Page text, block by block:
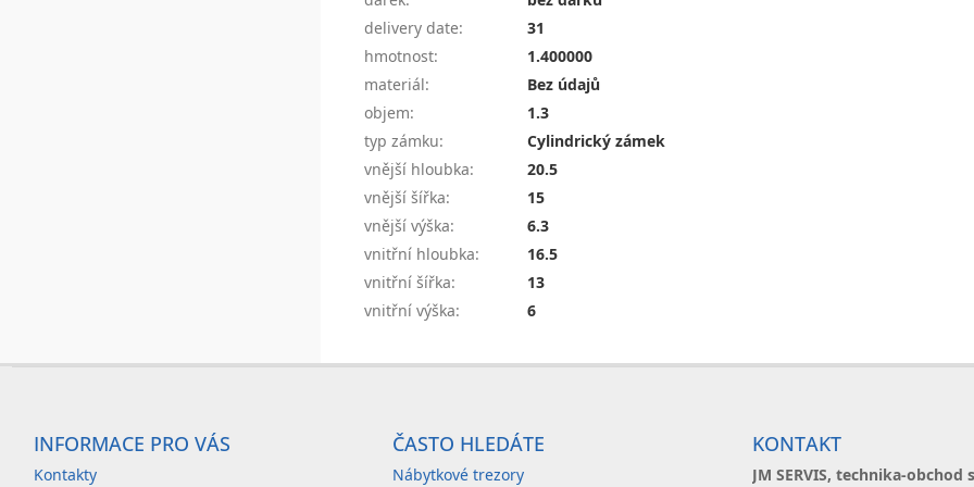
delivery date:
31
hmotnost:
1.400000
materiál:
Bez údajů
objem:
1.3
typ zámku:
Cylindrický zámek
vnější hloubka:
20.5
vnější šířka:
15
vnější výška:
6.3
vnitřní hloubka:
16.5
vnitřní šířka:
13
vnitřní výška: 6
INFORMACE PRO VÁS
Kontakty
ČASTO HLEDÁTE
Nábytkové trezory
KONTAKT
JM SERVIS, technika-obchod